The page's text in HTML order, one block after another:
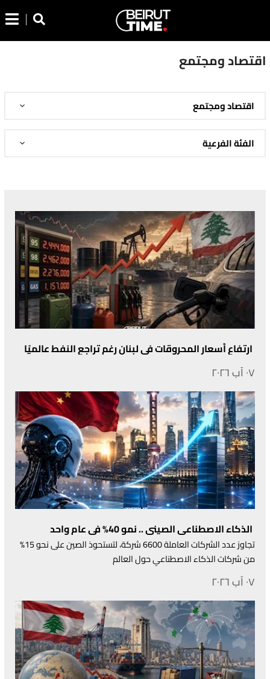
اقتصاد ومجتمع
ارتفاع أسعار المحروقات في لبنان رغم تراجع النفط عالميًا
٠٧ آب ٢٠٢٦
الذكاء الاصطناعي الصيني .. نمو 40% في عام واحد
تجاوز عدد الشركات العاملة 6600 شركة، لتستحوذ الصين على نحو 15%
من شركات الذكاء الاصطناعي حول العالم
٠٧ آب ٢٠٢٦